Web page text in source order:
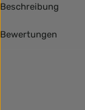
Beschreibung
Bewertungen